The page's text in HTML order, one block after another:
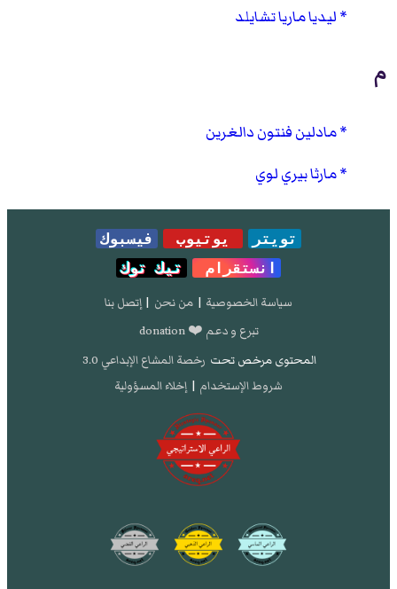
ليديا ماريا تشايلد
م
مادلين فنتون دالغرين
مارثا بيري لوي
تويتر يوتيوب
فيسبوك
انستقرام
تيك توك
سياسة الخصوصية | من نحن | إتصل بنا
تبرع و دعم ❤️ donation
المحتوى مرخص تحت رخصة المشاع الإبداعي 3.0
شروط الإستخدام | إخلاء المسؤولية